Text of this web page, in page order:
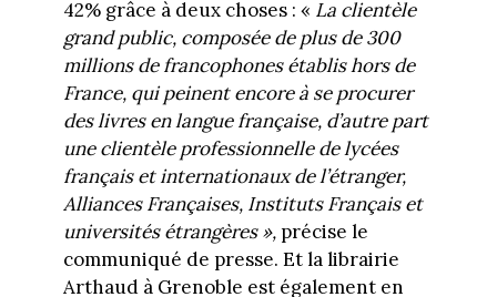
42% grâce à deux choses : « La clientèle
grand public, composée de plus de 300
millions de francophones établis hors de
France, qui peinent encore à se procurer
des livres en langue française, d’autre part
une clientèle professionnelle de lycées
français et internationaux de l’étranger,
Alliances Françaises, Instituts Français et
universités étrangères », précise le
communiqué de presse. Et la librairie
Arthaud à Grenoble est également en